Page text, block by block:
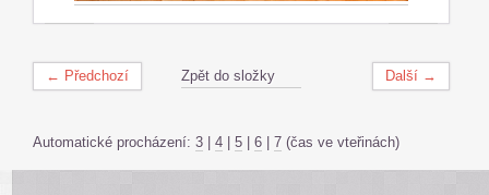
← Předchozí Další →
Zpět do složky
Automatické procházení: 3 4 5 6 7 (čas ve vteřinách)